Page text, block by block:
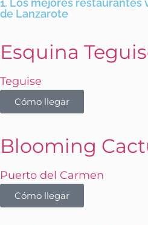
1. Los mejores restaurantes
de Lanzarote
Esquina
Teguise
Cómo llegar
Blooming
Puerto del Carmen
Cómo llegar